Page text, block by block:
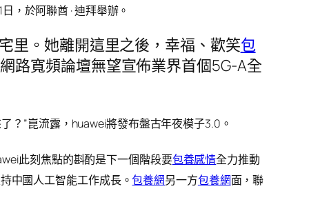
，於阿聯酋 · 迪拜舉辦。
里。她離開這里之後，幸福、歡笑包
路寬頻論壇無望宣佈業界首個5G-A全
？”崑流露，huawei將發布盤古年夜模子3.0。
此刻焦點的斟酌是下一個階段要包養感情全力推動
中國人工智能工作成長。包養網另一方包養網面，聯